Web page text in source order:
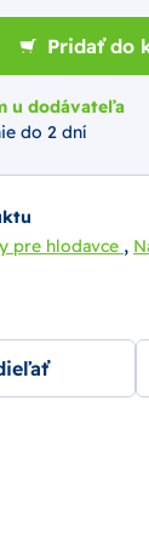
Pridať do
u dodávateľa
do 2 dní
pre hlodavce ,